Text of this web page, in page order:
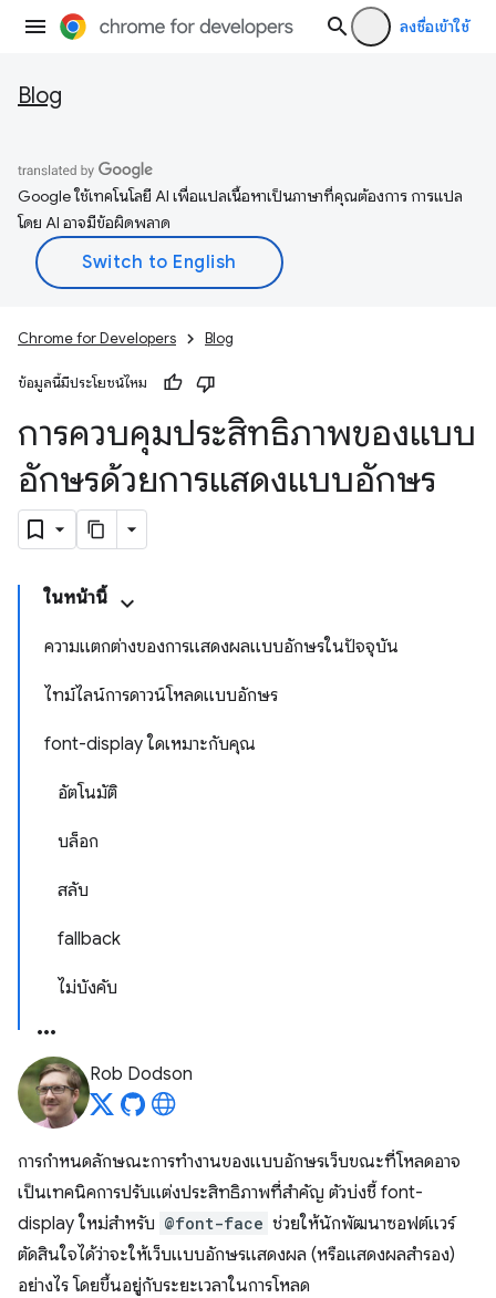
ลงชื่อเข้าใช้
Blog
Google ใช้เทคโนโลยี AI เพื่อแปลเนื้อหาเป็นภาษาที่คุณต้องการ การแปล
โดย AI อาจมีข้อผิดพลาด
Chrome for Developers Blog
ข้อมูลนี้มีประโยชน์ไหม
การควบคุมประสิทธิภาพของแบบ
อักษรด้วยการแสดงแบบอักษร
ในหน้านี้
ความแตกต่างของการแสดงผลแบบอักษรในปัจจุบัน
ไทม์ไลน์การดาวน์โหลดแบบอักษร
font-display ใดเหมาะกับคุณ
อัตโนมัติ
บล็อก
สลับ
fallback
ไม่บังคับ
Rob Dodson
การกำหนดลักษณะการทำงานของแบบอักษรเว็บขณะที่โหลดอาจ
เป็นเทคนิคการปรับแต่งประสิทธิภาพที่สำคัญ ตัวบ่งชี้ font-
display ใหม่สําหรับ @font-face ช่วยให้นักพัฒนาซอฟต์แวร์
ตัดสินใจได้ว่าจะให้เว็บแบบอักษรแสดงผล (หรือแสดงผลสำรอง)
อย่างไร โดยขึ้นอยู่กับระยะเวลาในการโหลด